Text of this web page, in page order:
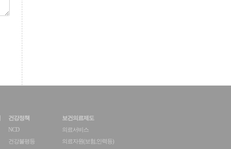
건강정책
NCD
건강불평등
보건의료제도
의료서비스
의료자원(보험,인력등)